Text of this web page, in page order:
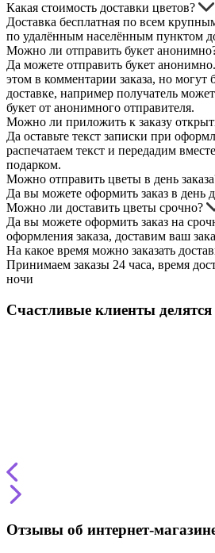
Какая стоимость доставки цветов?
Доставка бесплатная по всем
по удалённым населённым пунктом
Можно ли отправить букет
Да можете отправить букет
этом в комментарии заказа, но могут
доставке, например получатель
букет от анонимного отправителя.
Можно ли приложить к заказу
Да оставьте текст записки при
распечатаем текст и передадим
подарком.
Можно отправить цветы в день
Да вы можете оформить заказ в день
Можно ли доставить цветы срочно?
Да вы можете оформить заказ на
оформления заказа, доставим ваш
На какое время можно заказать
Принимаем заказы 24 часа, время
ночи
Счастливые клиенты
Отзывы об интернет-